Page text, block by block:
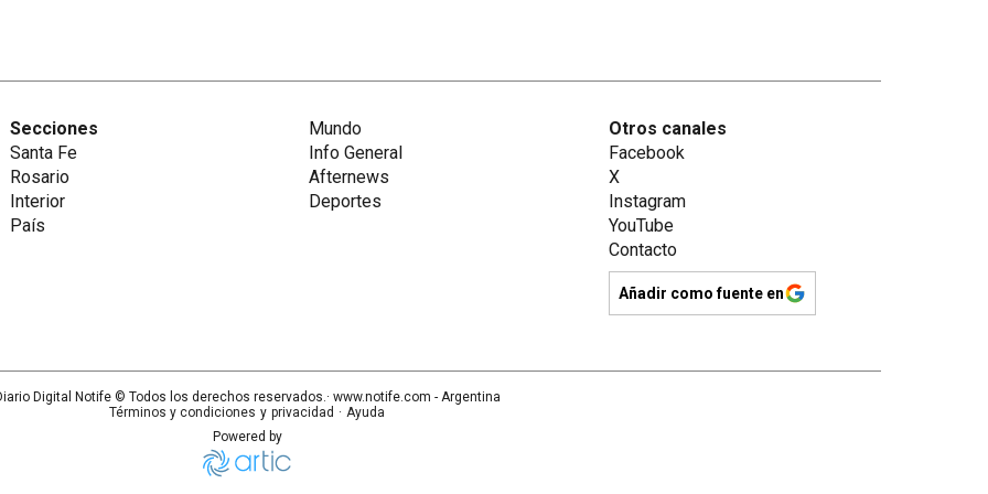
Secciones
Santa Fe
Rosario
Interior
País
Mundo
Info General
Afternews
Deportes
Otros canales
Facebook
X
Instagram
YouTube
Contacto
Añadir como fuente en
Digital Notife© Todos los derechos reservados.· www.notife.com - Argentina
Términos y condiciones y privacidad · Ayuda
Powered by